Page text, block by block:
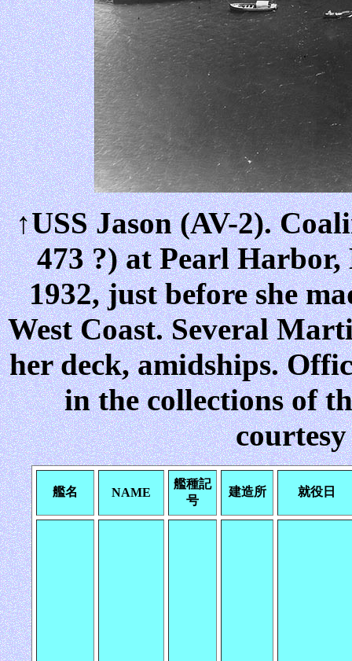
↑USS Jason (AV-2).
473 ?) at Pearl
1932, just before she
West Coast. Several
her deck, amidships.
in the collections of
艦名 NAME
艦種記
号
建造所 就役日